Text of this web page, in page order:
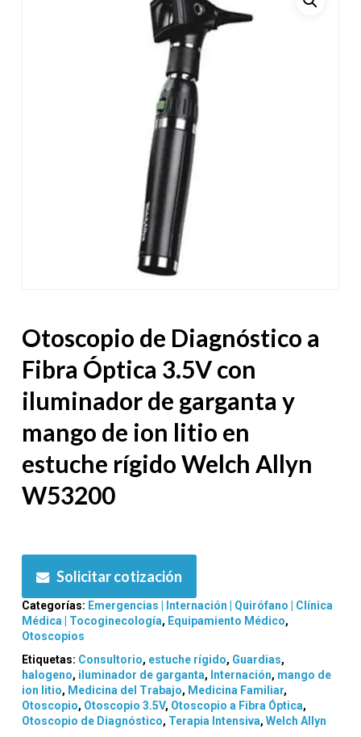
Otoscopio de Diagnóstico a
Fibra Óptica 3.5V con
iluminador de garganta y
mango de ion litio en
estuche rígido Welch Allyn
W53200
Solicitar cotización
Categorías: Emergencias | Internación | Quirófano | Clínica
Médica | Tocoginecología, Equipamiento Médico,
Otoscopios
Etiquetas: Consultorio, estuche rígido, Guardias,
halogeno, iluminador de garganta, Internación, mango de
ion litio, Medicina del Trabajo, Medicina Familiar,
Otoscopio, Otoscopio 3.5V, Otoscopio a Fibra Óptica,
Otoscopio de Diagnóstico, Terapia Intensiva, Welch Allyn